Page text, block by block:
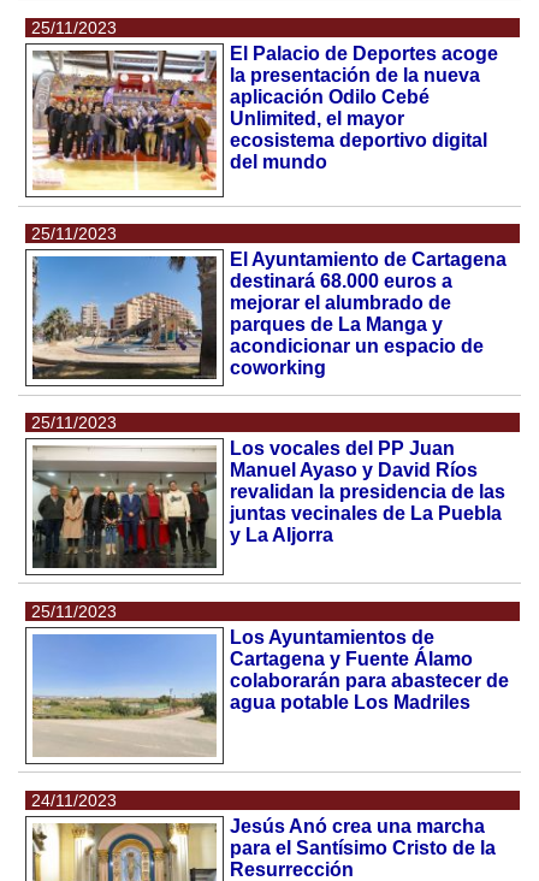
25/11/2023
El Palacio de Deportes acoge
la presentación de la nueva
aplicación Odilo Cebé
Unlimited, el mayor
ecosistema deportivo digital
del mundo
25/11/2023
El Ayuntamiento de Cartagena
destinará 68.000 euros a
mejorar el alumbrado de
parques de La Manga y
acondicionar un espacio de
coworking
25/11/2023
Los vocales del PP Juan
Manuel Ayaso y David Ríos
revalidan la presidencia de las
juntas vecinales de La Puebla
y La Aljorra
25/11/2023
Los Ayuntamientos de
Cartagena y Fuente Álamo
colaborarán para abastecer de
agua potable Los Madriles
24/11/2023
Jesús Anó crea una marcha
para el Santísimo Cristo de la
Resurrección